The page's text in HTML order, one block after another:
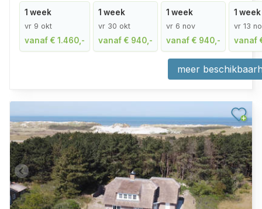
1 week
vr 9 okt
vanaf € 1.460,-
1 week
vr 30 okt
vanaf € 940,-
1 week
vr 6 nov
vanaf € 940,-
1 week
vr 13
vanaf
meer